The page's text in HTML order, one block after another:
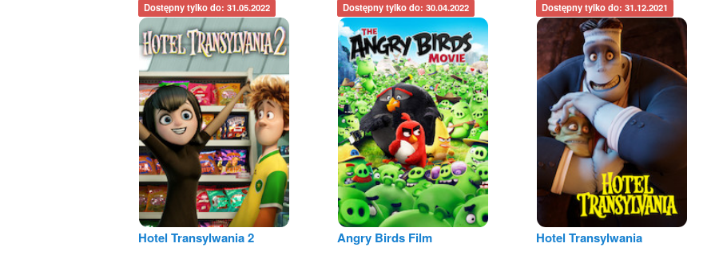
Dostępny tylko do: 31.05.2022
Hotel Transylwania 2
Dostępny tylko do: 30.04.2022
Angry Birds Film
Dostępny tylko do: 31.12.2021
Hotel Transylwania